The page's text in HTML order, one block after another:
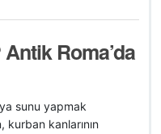
Roma’da
sunu yapmak
kanlarının